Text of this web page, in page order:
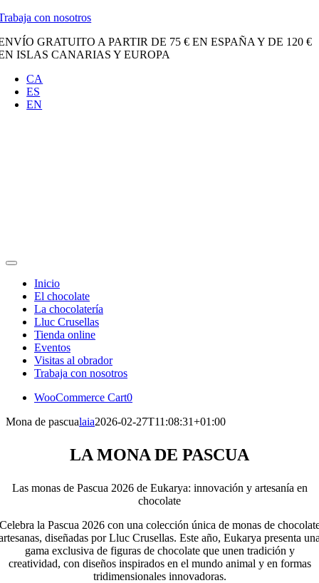
Saltar
contenido
con nosotros
GRATUITO A PARTIR DE 75 € EN ESPAÑA Y DE 120 €
ISLAS CANARIAS Y EUROPA
CA
ES
EN
Toggle
Navigation
Inicio
El chocolate
La chocolatería
Lluc Crusellas
Tienda online
Eventos
Visitas al obrador
Trabaja con nosotros
WooCommerce Cart0
Mona de pascualaia2026-02-27T11:08:31+01:00
LA MONA DE PASCUA
Las monas de Pascua 2026 de Eukarya: innovación y artesanía en
chocolate
la Pascua 2026 con una colección única de monas de
diseñadas por Lluc Crusellas. Este año, Eukarya presenta
gama exclusiva de figuras de chocolate que unen tradición y
creatividad, con diseños inspirados en el mundo animal y en formas
tridimensionales innovadoras.